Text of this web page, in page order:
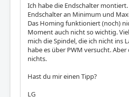
Ich habe die Endschalter
Endschalter an Minimum und
Das Homing funktioniert (noch)
Moment auch nicht so wichtig.
mich die Spindel, die ich nicht ins
habe es über PWM versucht.
nichts.
Hast du mir einen Tipp?
LG